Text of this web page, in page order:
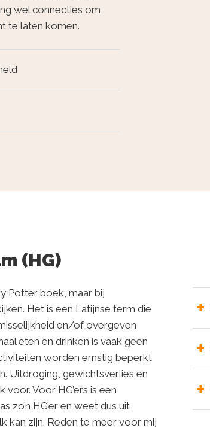
wel connecties om
te laten komen.
(HG)
Potter boek, maar bij
Het is een Latijnse term die
en/of overgeven
eten en drinken is vaak geen
worden ernstig beperkt
Uitdroging, gewichtsverlies en
Voor HG’ers is een
zo’n HG’er en weet dus uit
kan zijn. Reden te meer voor mij